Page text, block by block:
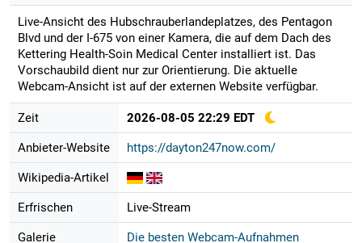
Live-Ansicht des Hubschrauberlandeplatzes, des Pentagon
Blvd und der I-675 von einer Kamera, die auf dem Dach des
Kettering Health-Soin Medical Center installiert ist. Das
Vorschaubild dient nur zur Orientierung. Die aktuelle
Webcam-Ansicht ist auf der externen Website verfügbar.
Zeit 2026-08-05 22:29 EDT
Anbieter-Website https://dayton247now.com/
Wikipedia-Artikel
Erfrischen Live-Stream
Galerie Die besten Webcam-Aufnahmen